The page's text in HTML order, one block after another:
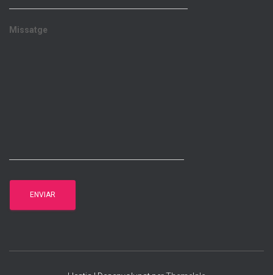
Missatge